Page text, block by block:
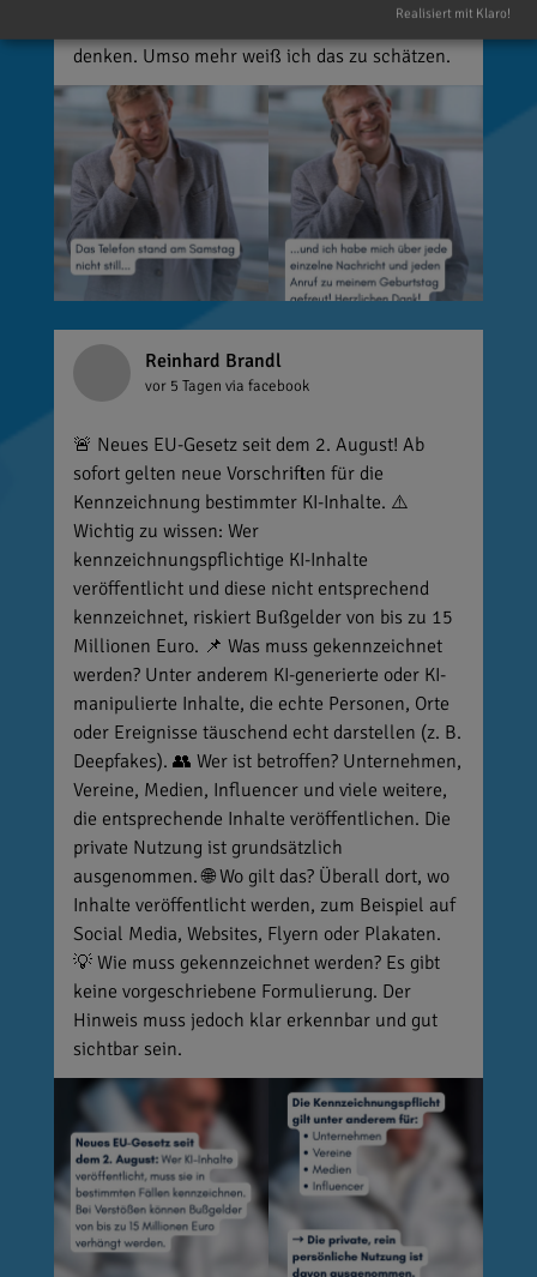
denken. Umso mehr weiß ich das zu schätzen.
Reinhard Brandl
vor 5 Tagen via facebook
🚨 Neues EU-Gesetz seit dem 2. August! Ab
sofort gelten neue Vorschriften für die
Kennzeichnung bestimmter KI-Inhalte. ⚠️
Wichtig zu wissen: Wer
kennzeichnungspflichtige KI-Inhalte
veröffentlicht und diese nicht entsprechend
kennzeichnet, riskiert Bußgelder von bis zu 15
Millionen Euro. 📌 Was muss gekennzeichnet
werden? Unter anderem KI-generierte oder KI-
manipulierte Inhalte, die echte Personen, Orte
oder Ereignisse täuschend echt darstellen (z. B.
Deepfakes). 👥 Wer ist betroffen? Unternehmen,
Vereine, Medien, Influencer und viele weitere,
die entsprechende Inhalte veröffentlichen. Die
private Nutzung ist grundsätzlich
ausgenommen. 🌐 Wo gilt das? Überall dort, wo
Inhalte veröffentlicht werden, zum Beispiel auf
Social Media, Websites, Flyern oder Plakaten.
💡 Wie muss gekennzeichnet werden? Es gibt
keine vorgeschriebene Formulierung. Der
Hinweis muss jedoch klar erkennbar und gut
sichtbar sein.
Realisiert mit Klaro!